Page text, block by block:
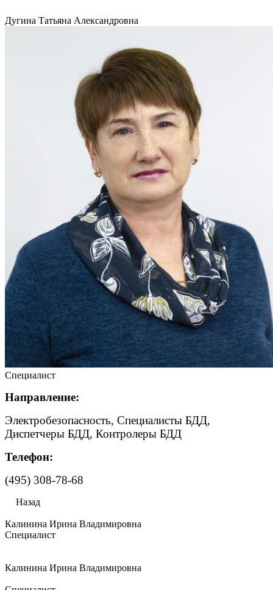
Дугина Татьяна Александровна
Специалист
Направление:
Электробезопасность, Специалисты БДД,
Диспетчеры БДД, Контролеры БДД
Телефон:
(495) 308-78-68
Назад
Калинина Ирина Владимировна
Специалист
Калинина Ирина Владимировна